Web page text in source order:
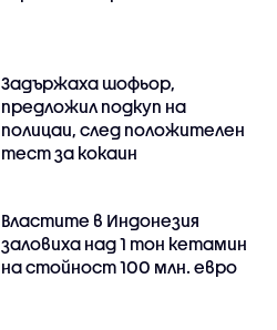
Задържаха шофьор,
предложил подкуп на
полицаи, след положителен
тест за кокаин
Властите в Индонезия
заловиха над 1 тон кетамин
на стойност 100 млн. евро